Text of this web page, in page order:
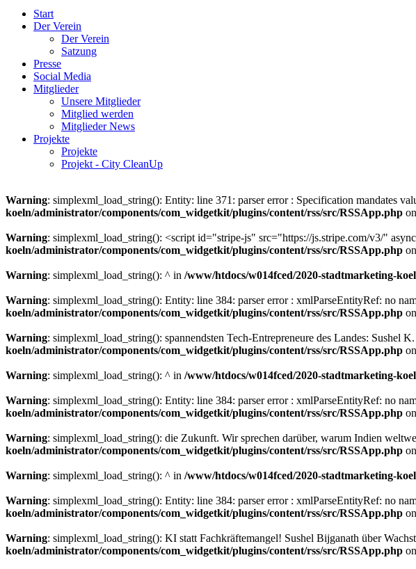
Start
Der Verein
Der Verein
Satzung
Presse
Social Media
Mitglieder
Unsere Mitglieder
Mitglied werden
Mitglieder News
Projekte
Projekte
Projekt - City CleanUp
Warning: simplexml_load_string(): Entity: line 371: parser error : Specification mandates
koeln/administrator/components/com_widgetkit/plugins/content/rss/src/RSSApp.php
Warning: simplexml_load_string(): <script id="stripe-js" src="https://js.stripe.com/v3/"
koeln/administrator/components/com_widgetkit/plugins/content/rss/src/RSSApp.php
Warning: simplexml_load_string(): ^ in /www/htdocs/w014fced/2020-stadtmarketing-
Warning: simplexml_load_string(): Entity: line 384: parser error : xmlParseEntityRef: no
koeln/administrator/components/com_widgetkit/plugins/content/rss/src/RSSApp.php
Warning: simplexml_load_string(): spannendsten Tech-Entrepreneure des Landes: Sushel
koeln/administrator/components/com_widgetkit/plugins/content/rss/src/RSSApp.php
Warning: simplexml_load_string(): ^ in /www/htdocs/w014fced/2020-stadtmarketing-
Warning: simplexml_load_string(): Entity: line 384: parser error : xmlParseEntityRef: no
koeln/administrator/components/com_widgetkit/plugins/content/rss/src/RSSApp.php
Warning: simplexml_load_string(): die Zukunft. Wir sprechen darüber, warum Indien
koeln/administrator/components/com_widgetkit/plugins/content/rss/src/RSSApp.php
Warning: simplexml_load_string(): ^ in /www/htdocs/w014fced/2020-stadtmarketing-
Warning: simplexml_load_string(): Entity: line 384: parser error : xmlParseEntityRef: no
koeln/administrator/components/com_widgetkit/plugins/content/rss/src/RSSApp.php
Warning: simplexml_load_string(): KI statt Fachkräftemangel! Sushel Bijganath über
koeln/administrator/components/com_widgetkit/plugins/content/rss/src/RSSApp.php